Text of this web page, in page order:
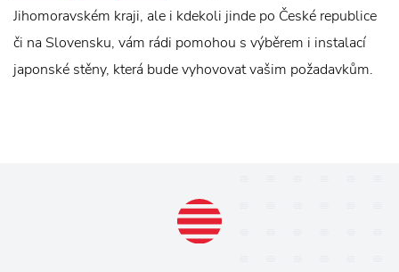
Jihomoravském kraji, ale i kdekoli jinde po České republice
či na Slovensku, vám rádi pomohou s výběrem i instalací
japonské stěny, která bude vyhovovat vašim požadavkům.